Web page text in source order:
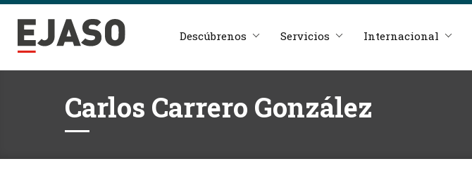
Descúbrenos Servicios Internacional
Carlos Carrero González